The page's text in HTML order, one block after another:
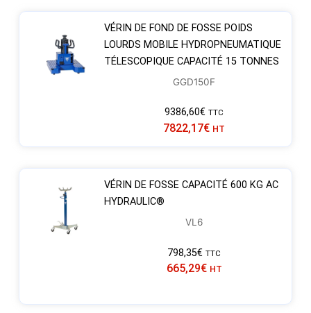
VÉRIN DE FOND DE FOSSE POIDS
LOURDS MOBILE HYDROPNEUMATIQUE
TÉLESCOPIQUE CAPACITÉ 15 TONNES
GGD150F
9386,60€ TTC
7822,17€ HT
VÉRIN DE FOSSE CAPACITÉ 600 KG AC
HYDRAULIC®
VL6
798,35€ TTC
665,29€ HT